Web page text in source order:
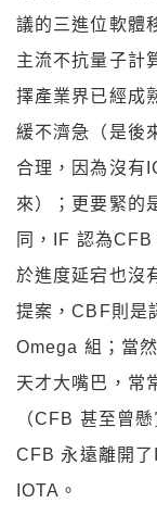
議的三進位軟體
主流不抗量子計
擇產業界已經成
緩不濟急（是後
合理，因為沒有
來）；更要緊的
同，IF 認為
於進度延宕也沒
提案，CBF則是
Omega 組；當
天才大嘴巴，常
（CFB 甚至曾
CFB 永遠離開
IOTA。